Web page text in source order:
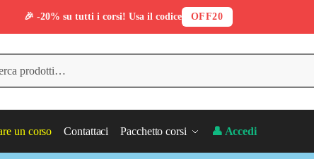
un corso Contattaci Pacchetto corsi 👤 Accedi
🎉 -20% su tutti i corsi! Usa il codice OFF20